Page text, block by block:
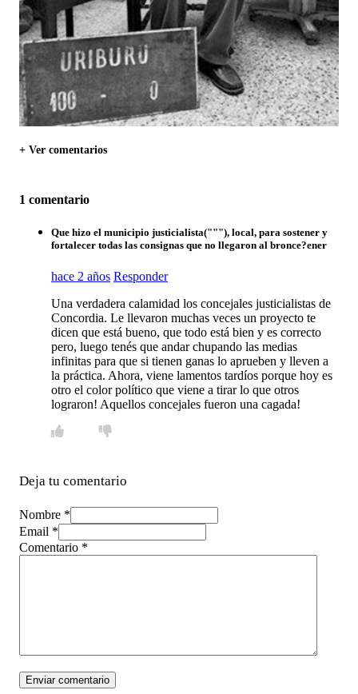
+ Ver comentarios
1 comentario
Que hizo el municipio justicialista("""), local, para sostener y
fortalecer todas las consignas que no llegaron al bronce?ener
hace 2 años Responder
Una verdadera calamidad los concejales justicialistas de
Concordia. Le llevaron muchas veces un proyecto te
dicen que está bueno, que todo está bien y es correcto
pero, luego tenés que andar chupando las medias
infinitas para que si tienen ganas lo aprueben y lleven a
la práctica. Ahora, viene lamentos tardíos porque hoy es
otro el color político que viene a tirar lo que otros
lograron! Aquellos concejales fueron una cagada!
Deja tu comentario
Nombre *
Email *
Comentario *